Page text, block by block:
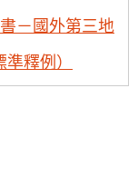
書－國外第三地
釋例）